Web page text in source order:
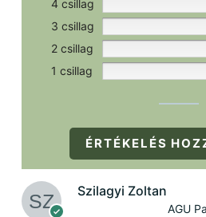
4 csillag
3 csillag
2 csillag
1 csillag
ÉRTÉKELÉS
Szilagyi Zoltan
AGU